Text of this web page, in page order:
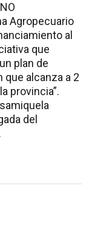
Agropecuario
al
que
plan de
que alcanza a 2
provincia”.
del